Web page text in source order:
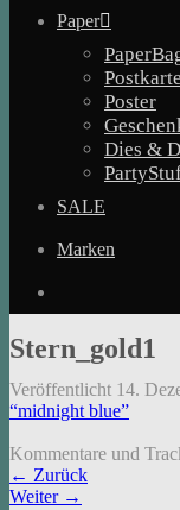
Paper
Poster
Dies &
SALE
Marken
Stern_gold1
Veröffentlicht 14.
“midnight blue”
Kommentare und
← Zurück
Weiter →